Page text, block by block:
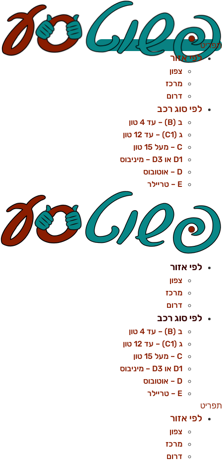
לפי אזור
צפון
מרכז
דרום
לפי סוג רכב
ב (B) – עד 4 טון
ג (C1) – עד 12 טון
C – מעל 15 טון
D1 או D3 – מיניבוס
D – אוטובוס
E – טריילר
לפי אזור
צפון
מרכז
דרום
לפי סוג רכב
ב (B) – עד 4 טון
ג (C1) – עד 12 טון
C – מעל 15 טון
D1 או D3 – מיניבוס
D – אוטובוס
E – טריילר
לפי אזור
צפון
מרכז
דרום